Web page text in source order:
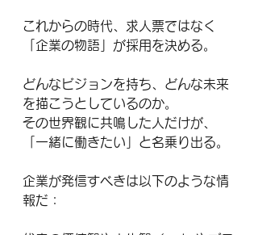
これからの時代、求人票ではなく
「企業の物語」が採用を決める。
どんなビジョンを持ち、どんな未来
を描こうとしているのか。
その世界観に共鳴した人だけが、
「一緒に働きたい」と名乗り出る。
企業が発信すべきは以下のような情
報だ：